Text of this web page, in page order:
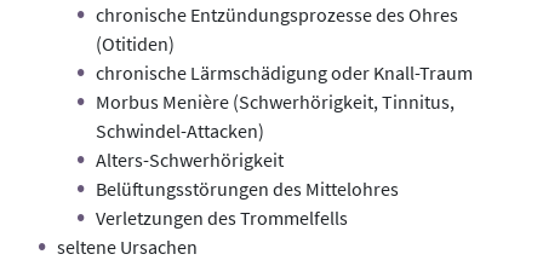
chronische Entzündungsprozesse des Ohres
(Otitiden)
chronische Lärmschädigung oder Knall-Traum
Morbus Menière (Schwerhörigkeit, Tinnitus,
Schwindel-Attacken)
Alters-Schwerhörigkeit
Belüftungsstörungen des Mittelohres
Verletzungen des Trommelfells
seltene Ursachen